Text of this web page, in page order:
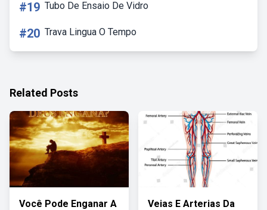
#19 Tubo De Ensaio De Vidro
#20 Trava Lingua O Tempo
Related Posts
Você Pode Enganar A Veias E Arterias Da